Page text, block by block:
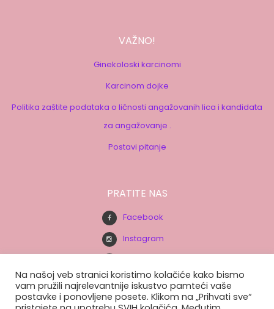
VAŽNO!
Ginekoloski karcinomi
Karcinom dojke
Politika zaštite podataka o ličnosti angažovanih lica i kandidata
za angažovanje .
Postavi pitanje
PRATITE NAS
Facebook
Instagram
BUDITE U TOKU.
Na našoj veb stranici koristimo kolačiće kako bismo
vam pružili najrelevantnije iskustvo pamteći vaše
postavke i ponovljene posete. Klikom na „Prihvati sve“